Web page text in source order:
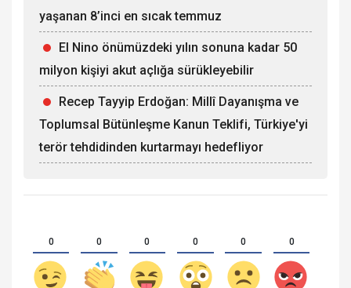
yaşanan 8’inci en sıcak temmuz
El Nino önümüzdeki yılın sonuna kadar 50
milyon kişiyi akut açlığa sürükleyebilir
Recep Tayyip Erdoğan: Millî Dayanışma ve
Toplumsal Bütünleşme Kanun Teklifi, Türkiye'yi
terör tehdidinden kurtarmayı hedefliyor
0 0 0 0 0 0